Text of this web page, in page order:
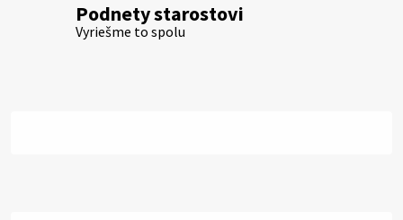
Podnety starostovi
Vyriešme to spolu